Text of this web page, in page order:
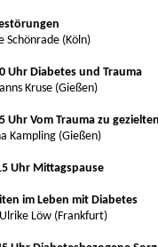
Schönrade (Köln)
Uhr Diabetes und Trauma
Kruse (Gießen)
Uhr Vom Trauma zu
Kampling (Gießen)
Uhr Mittagspause
im Leben mit Diabetes
Löw (Frankfurt)